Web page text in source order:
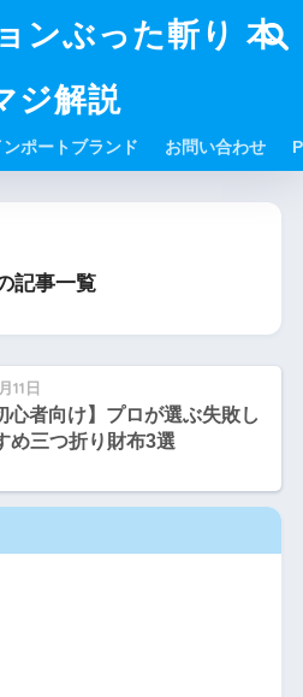
ンぶった斬り 本
ジ解説
ンポートブランド お問い合わせ
記事一覧
11日
心者向け】プロが選ぶ失敗し
め三つ折り財布3選